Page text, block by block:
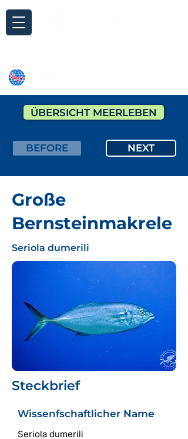
ÜBERSICHT MEERLEBEN
BEFORE NEXT
Große
Bernsteinmakrele
Seriola dumerili
Steckbrief
Wissenfschaftlicher Name
Seriola dumerili